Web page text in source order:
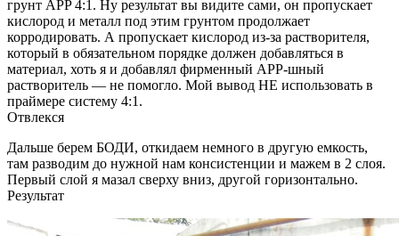
грунт APP 4:1. Ну результат вы видите сами, он пропускает
кислород и металл под этим грунтом продолжает
корродировать. А пропускает кислород из-за растворителя,
который в обязательном порядке должен добавляться в
материал, хоть я и добавлял фирменный АРР-шный
растворитель — не помогло. Мой вывод НЕ использовать в
праймере систему 4:1.
Отвлекся
Дальше берем БОДИ, откидаем немного в другую емкость,
там разводим до нужной нам консистенции и мажем в 2 слоя.
Первый слой я мазал сверху вниз, другой горизонтально.
Результат